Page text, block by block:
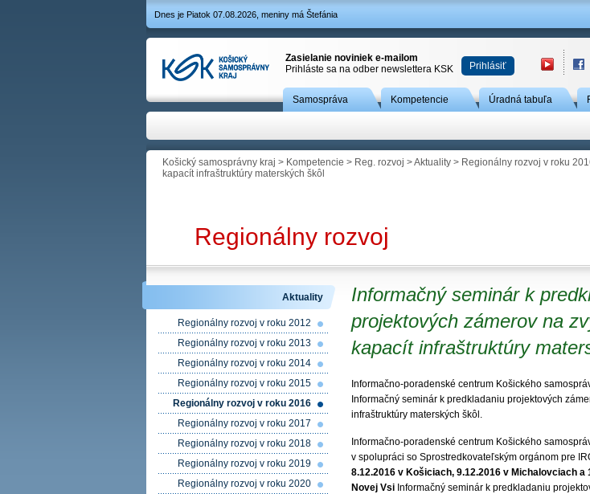
Dnes je Piatok 07.08.2026, meniny má Štefánia
Zasielanie noviniek e-mailom
Prihláste sa na odber newslettera KSK
Prihlásiť
Samospráva Kompetencie Úradná tabuľa
Košický samosprávny kraj > Kompetencie > Reg. rozvoj >Aktuality > Regionálny rozvoj v roku
kapacít infraštruktúry materských škôl
Regionálny rozvoj
Informačný seminár k
projektových zámerov na
kapacít infraštruktúry
Informačno-poradenské centrum Košického
Informačný seminár k predkladaniu projektových
infraštruktúry materských škôl.
Informačno-poradenské centrum Košického
v spolupráci so Sprostredkovateľským orgánom pre
8.12.2016 v Košiciach, 9.12.2016 v Michalovciach a
Novej Vsi Informačný seminár k predkladaniu
Aktuality
Regionálny rozvoj v roku 2012
Regionálny rozvoj v roku 2013
Regionálny rozvoj v roku 2014
Regionálny rozvoj v roku 2015
Regionálny rozvoj v roku 2016
Regionálny rozvoj v roku 2017
Regionálny rozvoj v roku 2018
Regionálny rozvoj v roku 2019
Regionálny rozvoj v roku 2020